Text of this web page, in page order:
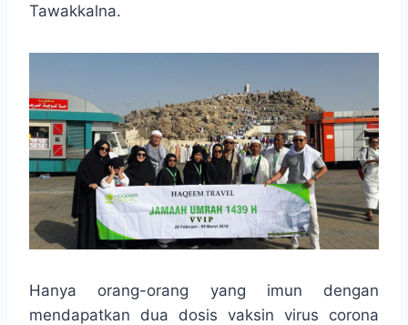
Tawakkalna.
Hanya orang-orang yang imun dengan
mendapatkan dua dosis vaksin virus corona